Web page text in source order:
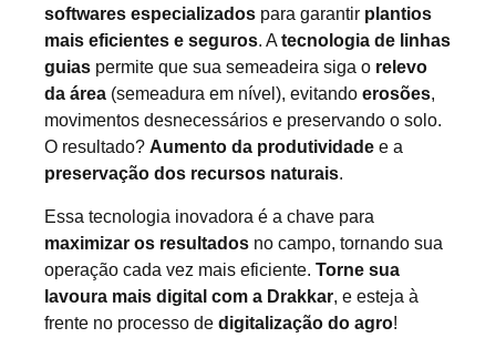
softwares especializados para garantir plantios
mais eficientes e seguros. A tecnologia de linhas
guias permite que sua semeadeira siga o relevo
da área (semeadura em nível), evitando erosões,
movimentos desnecessários e preservando o solo.
O resultado? Aumento da produtividade e a
preservação dos recursos naturais.
Essa tecnologia inovadora é a chave para
maximizar os resultados no campo, tornando sua
operação cada vez mais eficiente. Torne sua
lavoura mais digital com a Drakkar, e esteja à
frente no processo de digitalização do agro!